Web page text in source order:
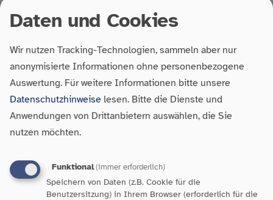
Armut in Baden-Württemberg:
Zahlen, Fakten und
Handlungsbedarf
Daten und Cookies
Wir nutzen Tracking-Technologien, sammeln aber nur
anonymisierte Informationen ohne personenbezogene
Auswertung. Für weitere Informationen bitte unsere
Datenschutzhinweise lesen. Bitte die Dienste und
Anwendungen von Drittanbietern auswählen, die Sie
nutzen möchten.
Funktional(immer erforderlich)
Speichern von Daten (z.B. Cookie für die
Benutzersitzung) in Ihrem Browser (erforderlich für die